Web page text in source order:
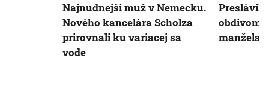
Najnudnejší muž v Nemecku.
Nového kancelára Scholza
prirovnali ku variacej sa
vode
Preslávil
obdivom